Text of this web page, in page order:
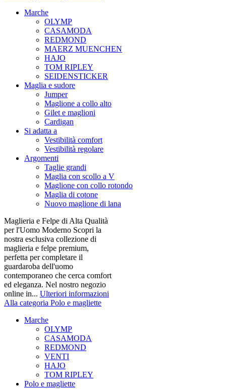
Marche
OLYMP
CASAMODA
REDMOND
MAERZ MUENCHEN
HAJO
TOM RIPLEY
SEIDENSTICKER
Maglia e sudore
Jumper
Maglione a collo alto
Gilet e maglioni
Cardigan
Si adatta a
Vestibilità comfort
Vestibilità regolare
Argomenti
Taglie grandi
Maglia con scollo a V
Maglione con collo rotondo
Maglia di cotone
Nuovo maglione di lana
Maglieria e Felpe di Alta Qualità
per l'Uomo Moderno Scopri la
nostra esclusiva collezione di
maglieria e felpe premium,
perfetta per completare il
guardaroba dell'uomo
contemporaneo che cerca comfort
ed eleganza. Nel nostro negozio
online in... Ulteriori informazioni
Alla categoria Polo e magliette
Marche
OLYMP
CASAMODA
REDMOND
VENTI
HAJO
TOM RIPLEY
Polo e magliette